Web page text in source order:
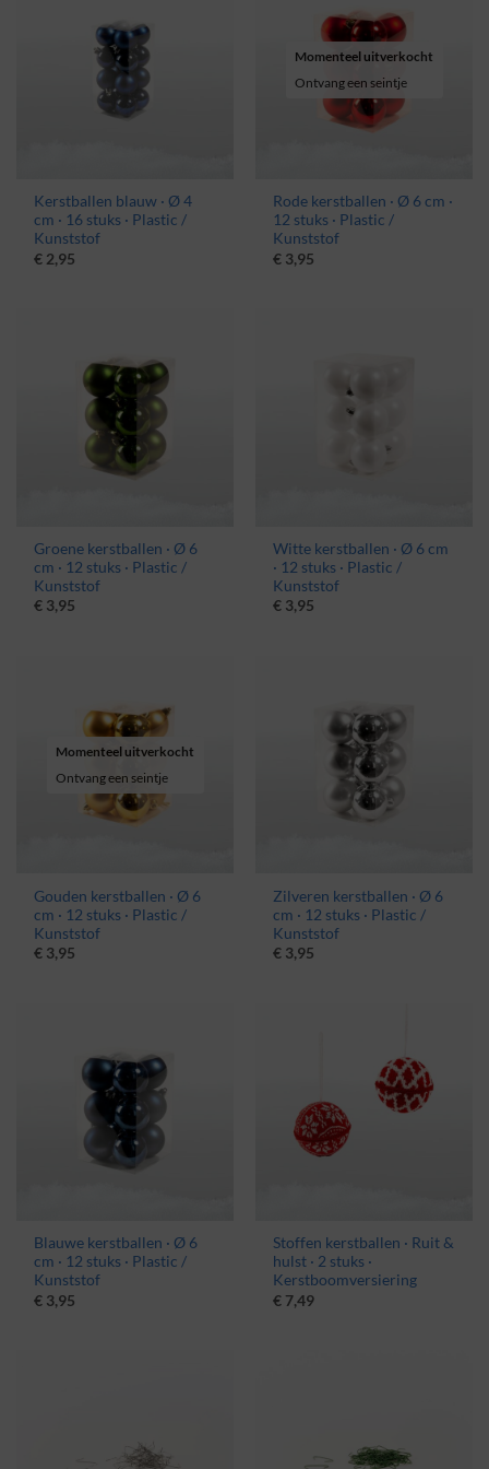
Kerstballen blauw · Ø 4
cm · 16 stuks · Plastic /
Kunststof
€ 2,95
Momenteel uitverkocht
Ontvang een seintje
Rode kerstballen · Ø 6 cm ·
12 stuks · Plastic /
Kunststof
€ 3,95
Groene kerstballen · Ø 6
cm · 12 stuks · Plastic /
Kunststof
€ 3,95
Witte kerstballen · Ø 6 cm
· 12 stuks · Plastic /
Kunststof
€ 3,95
Momenteel uitverkocht
Ontvang een seintje
Gouden kerstballen · Ø 6
cm · 12 stuks · Plastic /
Kunststof
€ 3,95
Zilveren kerstballen · Ø 6
cm · 12 stuks · Plastic /
Kunststof
€ 3,95
Blauwe kerstballen · Ø 6
cm · 12 stuks · Plastic /
Kunststof
€ 3,95
Stoffen kerstballen · Ruit &
hulst · 2 stuks ·
Kerstboomversiering
€ 7,49